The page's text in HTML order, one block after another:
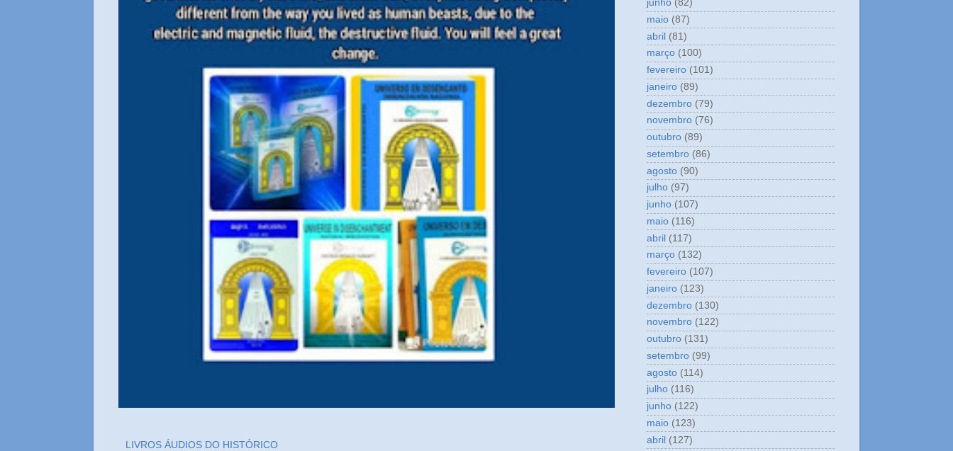
LIVROS ÁUDIOS DO HISTÓRICO
junho (82)
maio (87)
abril (81)
março (100)
fevereiro (101)
janeiro (89)
dezembro (79)
novembro (76)
outubro (89)
setembro (86)
agosto (90)
julho (97)
junho (107)
maio (116)
abril (117)
março (132)
fevereiro (107)
janeiro (123)
dezembro (130)
novembro (122)
outubro (131)
setembro (99)
agosto (114)
julho (116)
junho (122)
maio (123)
abril (127)